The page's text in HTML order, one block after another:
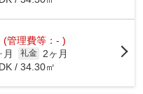
(管理費等：- )
月 礼金
2ヶ月
/ 34.30㎡